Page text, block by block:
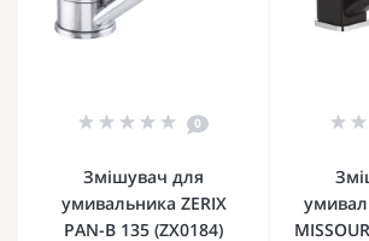
0
Змішувач для
умивальника ZERIX
PAN-B 135 (ZX0184)